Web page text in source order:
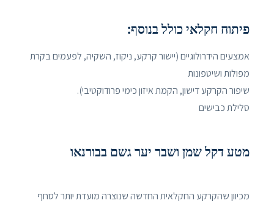
פיתוח חקלאי כולל בנוסף:
אמצעים הידרולוגיים (יישור קרקע, ניקוז, השקיה, לפעמים בקרת
מפולות ושיטפונות
שיפור הקרקע דישון, הקמת איזון כימי פרודוקטיבי).
סלילת כבישים
מטע דקל שמן ושבר יער גשם בבורנאו
מכיוון שהקרקע החקלאית החדשה שנוצרה מועדת יותר לסחף